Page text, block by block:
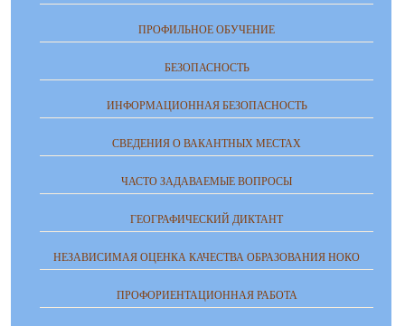
ПРОФИЛЬНОЕ ОБУЧЕНИЕ
БЕЗОПАСНОСТЬ
ИНФОРМАЦИОННАЯ БЕЗОПАСНОСТЬ
СВЕДЕНИЯ О ВАКАНТНЫХ МЕСТАХ
ЧАСТО ЗАДАВАЕМЫЕ ВОПРОСЫ
ГЕОГРАФИЧЕСКИЙ ДИКТАНТ
НЕЗАВИСИМАЯ ОЦЕНКА КАЧЕСТВА ОБРАЗОВАНИЯ НОКО
ПРОФОРИЕНТАЦИОННАЯ РАБОТА